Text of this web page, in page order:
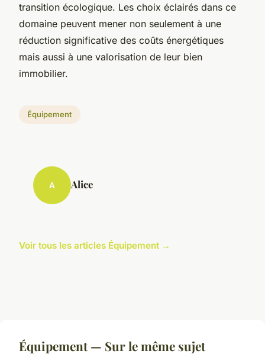
transition écologique. Les choix éclairés dans ce
domaine peuvent mener non seulement à une
réduction significative des coûts énergétiques
mais aussi à une valorisation de leur bien
immobilier.
Équipement
A Alice
Voir tous les articles Équipement →
Équipement — Sur le même sujet